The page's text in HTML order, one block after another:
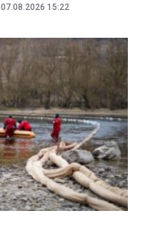
07.08.2026 15:22